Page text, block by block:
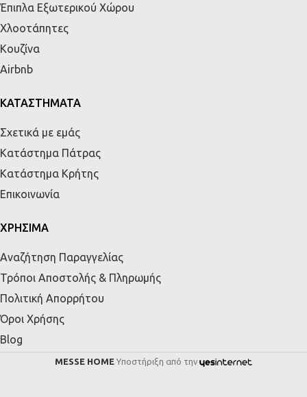
Έπιπλα Εξωτερικού Χώρου
Χλοοτάπητες
Κουζίνα
Airbnb
ΚΑΤΑΣΤΗΜΑΤΑ
Σχετικά με εμάς
Κατάστημα Πάτρας
Κατάστημα Κρήτης
Επικοινωνία
ΧΡΗΣΙΜΑ
Αναζήτηση Παραγγελίας
Τρόποι Αποστολής & Πληρωμής
Πολιτική Απορρήτου
Όροι Χρήσης
Blog
MESSE HOME Υποστήριξη από την